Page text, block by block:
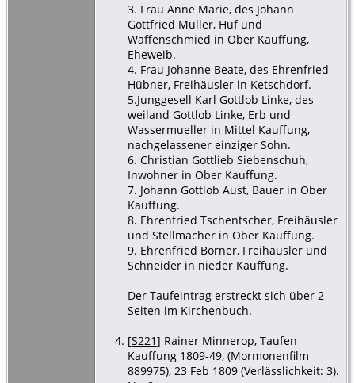
3. Frau Anne Marie, des Johann
Gottfried Müller, Huf und
Waffenschmied in Ober Kauffung,
Eheweib.
4. Frau Johanne Beate, des Ehrenfried
Hübner, Freihäusler in Ketschdorf.
5.Junggesell Karl Gottlob Linke, des
weiland Gottlob Linke, Erb und
Wassermueller in Mittel Kauffung,
nachgelassener einziger Sohn.
6. Christian Gottlieb Siebenschuh,
Inwohner in Ober Kauffung.
7. Johann Gottlob Aust, Bauer in Ober
Kauffung.
8. Ehrenfried Tschentscher, Freihäusler
und Stellmacher in Ober Kauffung.
9. Ehrenfried Börner, Freihäusler und
Schneider in nieder Kauffung.
Der Taufeintrag erstreckt sich über 2
Seiten im Kirchenbuch.
[S221] Rainer Minnerop, Taufen
Kauffung 1809-49, (Mormonenfilm
889975), 23 Feb 1809 (Verlässlichkeit: 3).